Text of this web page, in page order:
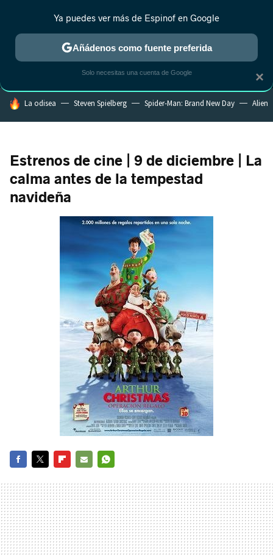
MENÚ NUEVO
ESTRENOS REALITY ANIME RANKINGS CINE
HOY SE HABLA DE
La odisea Steven Spielberg Spider-Man: Brand New Day Alien
Estrenos de cine | 9 de diciembre | La
calma antes de la tempestad
navideña
MAIL
×
Ya puedes ver más de Espinof en Google
Añádenos como fuente preferida
Solo necesitas una cuenta de Google